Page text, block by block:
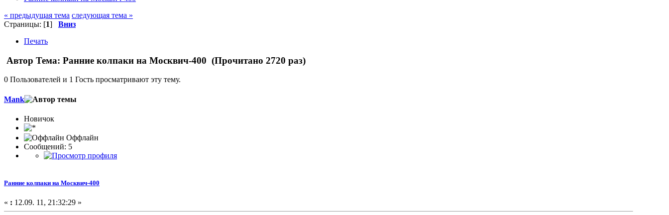
« предыдущая тема следующая тема »
Страницы: [1] Вниз
Печать
Автор Тема: Ранние колпаки на Москвич-400 (Прочитано 2720 раз)
0 Пользователей и 1 Гость просматривают эту тему.
Mank
Новичок
Оффлайн
Сообщений: 5
Ранние колпаки на Москвич-400
« : 12.09. 11, 21:32:29 »